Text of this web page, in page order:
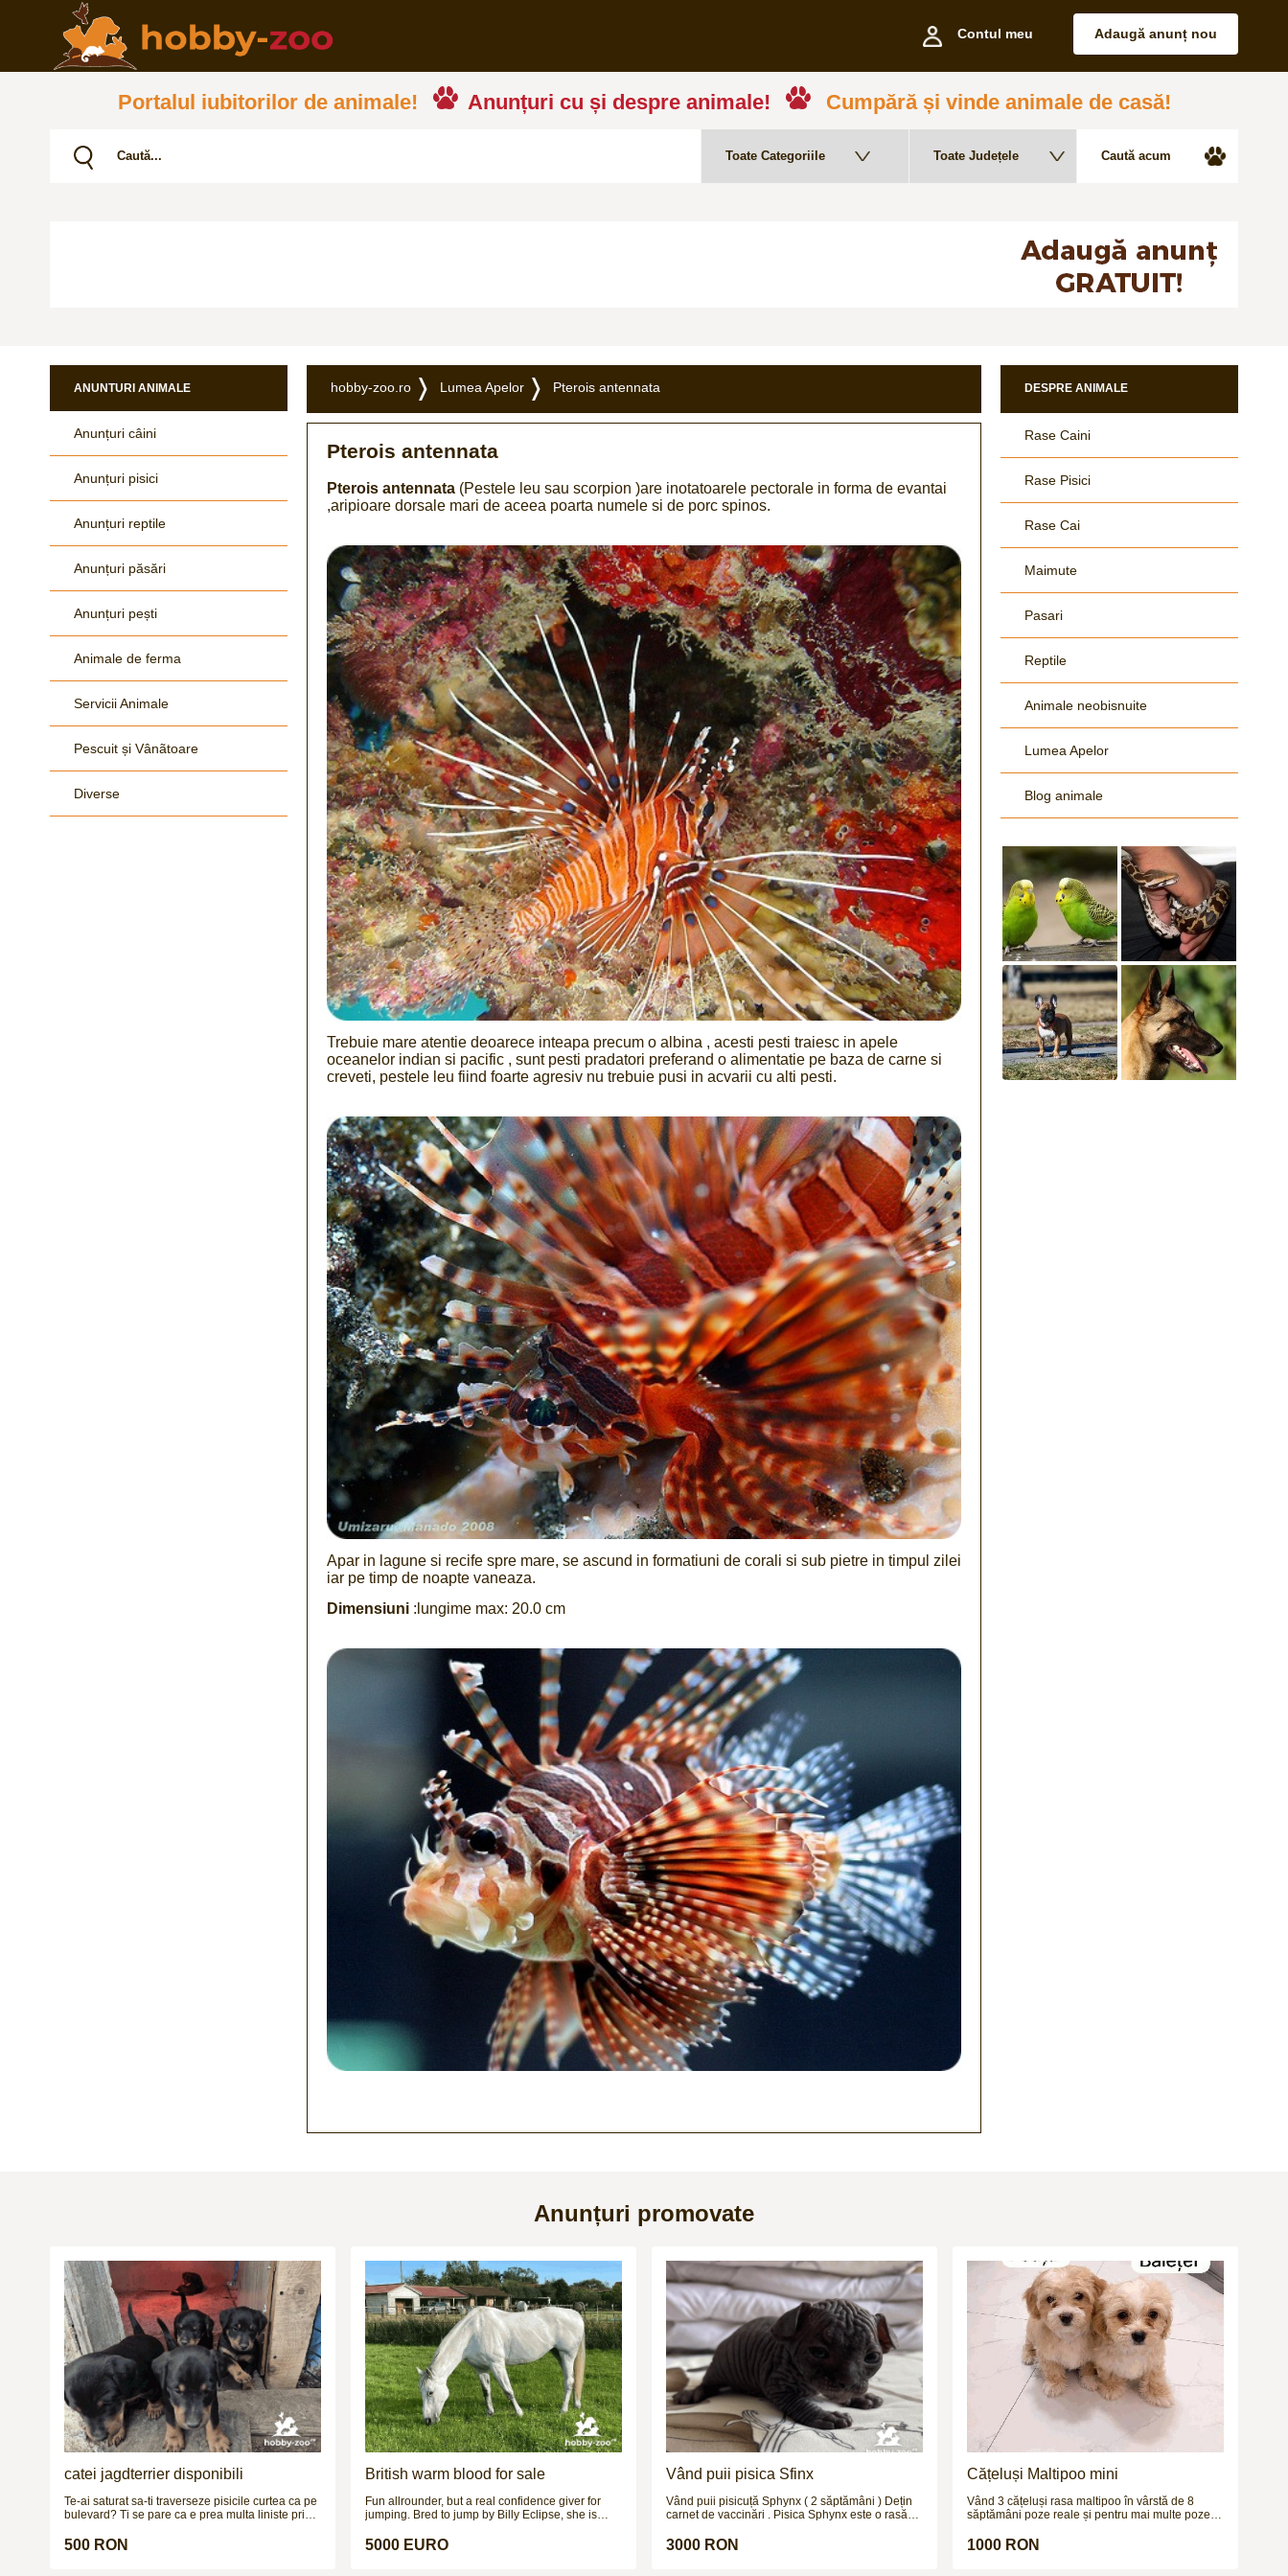
Contul meu Adaugă anunț nou
Portalul iubitorilor de animale! Anunțuri cu și despre animale! Cumpără și vinde animale de casă!
ANUNTURI ANIMALE
Anunțuri câini
Anunțuri pisici
Anunțuri reptile
Anunțuri păsări
Anunțuri pești
Animale de ferma
Servicii Animale
Pescuit și Vânãtoare
Diverse
hobby-zoo.ro Lumea Apelor Pterois antennata
Pterois antennata
Pterois antennata (Pestele leu sau scorpion )are inotatoarele pectorale in forma de evantai
,aripioare dorsale mari de aceea poarta numele si de porc spinos.
Trebuie mare atentie deoarece inteapa precum o albina , acesti pesti traiesc in apele
oceanelor indian si pacific , sunt pesti pradatori preferand o alimentatie pe baza de carne si
creveti, pestele leu fiind foarte agresiv nu trebuie pusi in acvarii cu alti pesti.
Apar in lagune si recife spre mare, se ascund in formatiuni de corali si sub pietre in timpul zilei
iar pe timp de noapte vaneaza.
Dimensiuni :lungime max: 20.0 cm
DESPRE ANIMALE
Rase Caini
Rase Pisici
Rase Cai
Maimute
Pasari
Reptile
Animale neobisnuite
Lumea Apelor
Blog animale
Anunțuri promovate
catei jagdterrier disponibili
Te-ai saturat sa-ti traverseze pisicile curtea ca pe
bulevard? Ti se pare ca e prea multa liniste prin
viata ta? N-ai bani sa-ti pui un sistem de alarma?
Cauti nerv, instinct si determinare? E timpul
500 RON
British warm blood for sale
Fun allrounder, but a real confidence giver for
jumping. Bred to jump by Billy Eclipse, she is
to 1m / 1.05m; not fazed by fillers or funny strides,
she is a genuine sort who wants to do the job.
5000 EURO
Vând puii pisica Sfinx
Vând puii pisicuță Sphynx ( 2 săptămâni ) Dețin
carnet de vaccinări . Pisica Sphynx este o rasă
neobișnuit și lipsa aparentă de blană. Deși pare
complet cheală, pielea ei este acoperită cu un
3000 RON
Cățeluși Maltipoo mini
Vând 3 cățeluși rasa maltipoo în vârstă de 8
săptămâni poze reale și pentru mai multe poze și
1000 RON